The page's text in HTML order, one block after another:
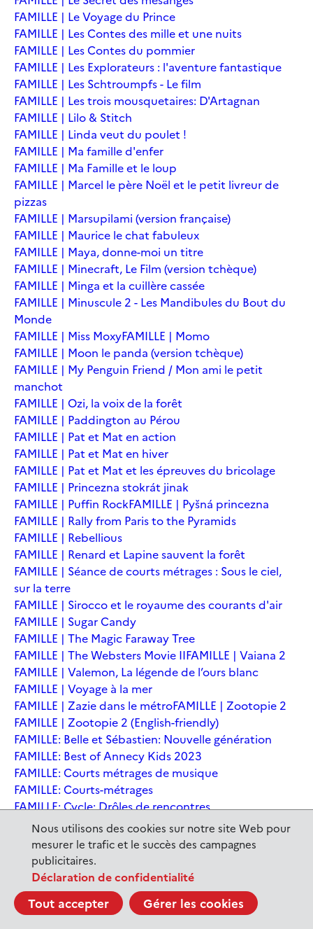
Nous utilisons des cookies sur notre site Web pour
mesurer le trafic et le succès des campagnes
publicitaires.
Déclaration de confidentialité
Tout accepter Gérer les cookies
FAMILLE | Le Voyage du Prince
FAMILLE | Les Contes des mille et une nuits
FAMILLE | Les Contes du pommier
FAMILLE | Les Explorateurs : l'aventure fantastique
FAMILLE | Les Schtroumpfs - Le film
FAMILLE | Les trois mousquetaires: D'Artagnan
FAMILLE | Lilo & Stitch
FAMILLE | Linda veut du poulet !
FAMILLE | Ma famille d'enfer
FAMILLE | Ma Famille et le loup
FAMILLE | Marcel le père Noël et le petit livreur de
pizzas
FAMILLE | Marsupilami (version française)
FAMILLE | Maurice le chat fabuleux
FAMILLE | Maya, donne-moi un titre
FAMILLE | Minecraft, Le Film (version tchèque)
FAMILLE | Minga et la cuillère cassée
FAMILLE | Minuscule 2 - Les Mandibules du Bout du
Monde
FAMILLE | Miss MoxyFAMILLE | Momo
FAMILLE | Moon le panda (version tchèque)
FAMILLE | My Penguin Friend / Mon ami le petit
manchot
FAMILLE | Ozi, la voix de la forêt
FAMILLE | Paddington au Pérou
FAMILLE | Pat et Mat en action
FAMILLE | Pat et Mat en hiver
FAMILLE | Pat et Mat et les épreuves du bricolage
FAMILLE | Princezna stokrát jinak
FAMILLE | Puffin RockFAMILLE | Pyšná princezna
FAMILLE | Rally from Paris to the Pyramids
FAMILLE | Rebellious
FAMILLE | Renard et Lapine sauvent la forêt
FAMILLE | Séance de courts métrages : Sous le ciel,
sur la terre
FAMILLE | Sirocco et le royaume des courants d'air
FAMILLE | Sugar Candy
FAMILLE | The Magic Faraway Tree
FAMILLE | The Websters Movie IIFAMILLE | Vaiana 2
FAMILLE | Valemon, La légende de l’ours blanc
FAMILLE | Voyage à la mer
FAMILLE | Zazie dans le métroFAMILLE | Zootopie 2
FAMILLE | Zootopie 2 (English-friendly)
FAMILLE: Belle et Sébastien: Nouvelle génération
FAMILLE: Best of Annecy Kids 2023
FAMILLE: Courts métrages de musique
FAMILLE: Courts-métrages
FAMILLE: Cycle: Drôles de rencontres
FAMILLE: En sortant de l'école - Andrée Chedid
FAMILLE: Ernest et Célestine: Le voyage en Charabie
FAMILLE: Festival International du court métrage
Clermont-Ferrand
FAMILLE: Kina et Yuk, renards de la banquise
FAMILLE: La Pat' Patrouille : La Super Patrouille, le film